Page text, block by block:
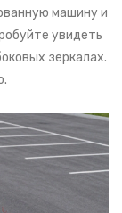
машину и
увидеть
зеркалах.